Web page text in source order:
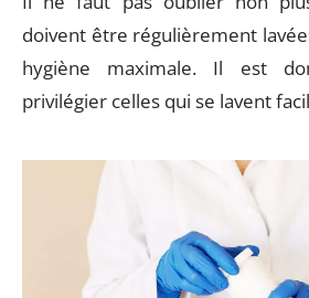
doivent être régulièrement
hygiène maximale. Il est
privilégier celles qui se lavent